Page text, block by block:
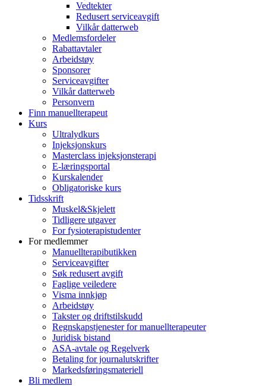
Vedtekter
Redusert serviceavgift
Vilkår datterweb
Medlemsfordeler
Rabattavtaler
Arbeidstøy
Sponsorer
Serviceavgifter
Vilkår datterweb
Personvern
Finn manuellterapeut
Kurs
Ultralydkurs
Injeksjonskurs
Masterclass injeksjonsterapi
E-læringsportal
Kurskalender
Obligatoriske kurs
Tidsskrift
Muskel&Skjelett
Tidligere utgaver
For fysioterapistudenter
For medlemmer
Manuellterapibutikken
Serviceavgifter
Søk redusert avgift
Faglige veiledere
Visma innkjøp
Arbeidstøy
Takster og driftstilskudd
Regnskapstjenester for manuellterapeuter
Juridisk bistand
ASA-avtale og Regelverk
Betaling for journalutskrifter
Markedsføringsmateriell
Bli medlem